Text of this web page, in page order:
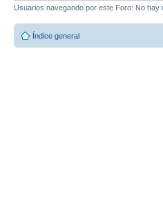
Usuarios navegando por este Foro: No
Índice general